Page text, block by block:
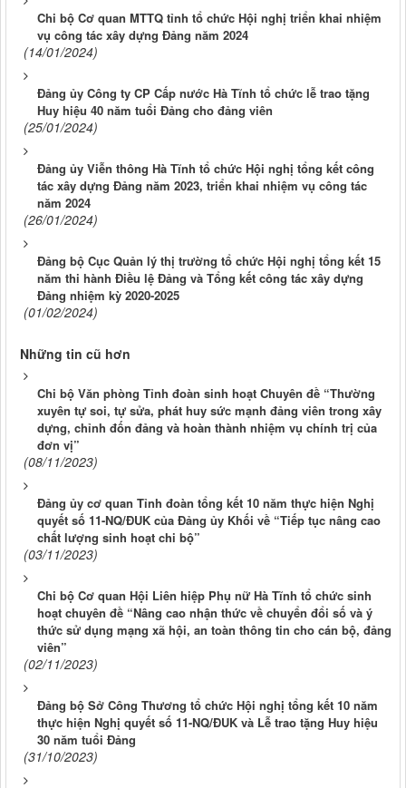
Chi bộ Cơ quan MTTQ tỉnh tổ chức Hội nghị triển khai nhiệm
vụ công tác xây dựng Đảng năm 2024
(14/01/2024)
Đảng ủy Công ty CP Cấp nước Hà Tĩnh tổ chức lễ trao tặng
Huy hiệu 40 năm tuổi Đảng cho đảng viên
(25/01/2024)
Đảng ủy Viễn thông Hà Tĩnh tổ chức Hội nghị tổng kết công
tác xây dựng Đảng năm 2023, triển khai nhiệm vụ công tác
năm 2024
(26/01/2024)
Đảng bộ Cục Quản lý thị trường tổ chức Hội nghị tổng kết 15
năm thi hành Điều lệ Đảng và Tổng kết công tác xây dựng
Đảng nhiệm kỳ 2020-2025
(01/02/2024)
Những tin cũ hơn
Chi bộ Văn phòng Tỉnh đoàn sinh hoạt Chuyên đề “Thường
xuyên tự soi, tự sửa, phát huy sức mạnh đảng viên trong xây
dựng, chỉnh đốn đảng và hoàn thành nhiệm vụ chính trị của
đơn vị”
(08/11/2023)
Đảng ủy cơ quan Tỉnh đoàn tổng kết 10 năm thực hiện Nghị
quyết số 11-NQ/ĐUK của Đảng ủy Khối về “Tiếp tục nâng cao
chất lượng sinh hoạt chi bộ”
(03/11/2023)
Chi bộ Cơ quan Hội Liên hiệp Phụ nữ Hà Tĩnh tổ chức sinh
hoạt chuyên đề “Nâng cao nhận thức về chuyển đổi số và ý
thức sử dụng mạng xã hội, an toàn thông tin cho cán bộ, đảng
viên”
(02/11/2023)
Đảng bộ Sở Công Thương tổ chức Hội nghị tổng kết 10 năm
thực hiện Nghị quyết số 11-NQ/ĐUK và Lễ trao tặng Huy hiệu
30 năm tuổi Đảng
(31/10/2023)